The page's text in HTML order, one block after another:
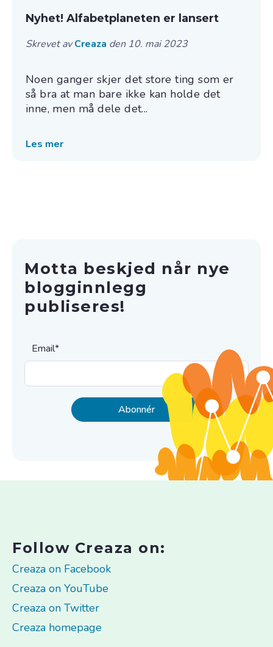
Nyhet! Alfabetplaneten er lansert
Skrevet avCreaza den 10. mai 2023
Noen ganger skjer det store ting som er
så bra at man bare ikke kan holde det
inne, men må dele det...
Les mer
Motta beskjed når nye
blogginnlegg
publiseres!
Email*
Follow Creaza on:
Creaza on Facebook
Creaza on YouTube
Creaza on Twitter
Creaza homepage